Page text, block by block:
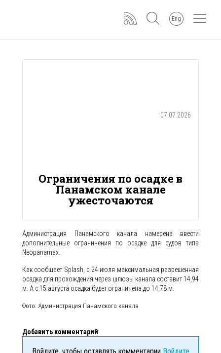
Eng
07.07.2026
Ограничения по осадке в
Панамском канале
ужесточаются
Администрация Панамского канала намерена ввести
дополнительные ограничения по осадке для судов типа
Neopanamax.
Как сообщает Splash, с 24 июля максимальная разрешенная
осадка для прохождения через шлюзы канала составит 14,94
м. А с 15 августа осадка будет ограничена до 14,78 м.
Фото: Администрация Панамского канала
Добавить комментарий